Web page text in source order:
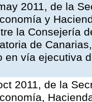
2011, de la
y
la Consejería
de
en vía ejecutiva
2011, de la